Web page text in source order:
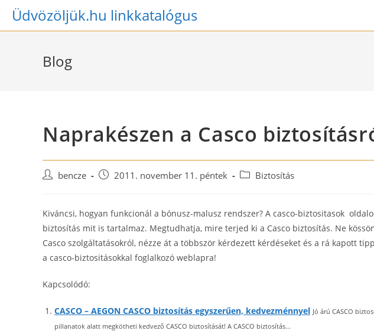
SkipÜdvözöljük.hu linkkatalógus
Blog
Naprakészen a Casco
Post bencze
Post 2011. november 11. péntek
Post Biztosítás
Kiváncsi, hogyan funkcionál a bónusz-malusz rendszer? A casco-biztositasok
biztosítás mit is tartalmaz. Megtudhatja, mire terjed ki a Casco biztosítás. Ne
Casco szolgáltatásokról, nézze át a többször kérdezett kérdéseket és a rá kapott
a casco-biztositásokkal foglalkozó weblapra!
Kapcsolódó:
CASCO – AEGON CASCO biztosítás egyszerűen, kedvezménnyel Jó árú CASCO
pillanatok alatt megkötheti kedvező CASCO biztosítását! A CASCO biztosítás...